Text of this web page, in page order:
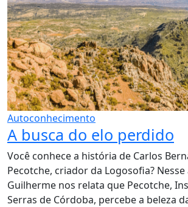
Autoconhecimento
A busca do elo perdido
Você conhece a história de Carlos
Pecotche, criador da Logosofia?
Guilherme nos relata que Pecotche,
Serras de Córdoba, percebe a beleza